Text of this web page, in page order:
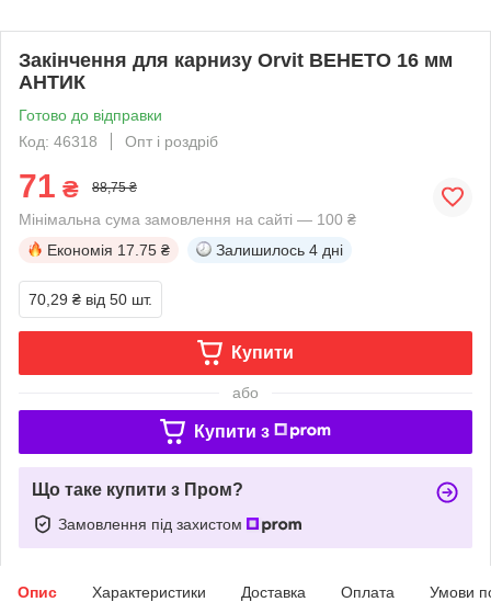
Закінчення для карнизу Orvit ВЕНЕТО 16 мм
АНТИК
Готово до відправки
Код: 46318
Опт і роздріб
71 ₴ 88,75 ₴
Мінімальна сума замовлення на сайті — 100 ₴
Економія 17.75 ₴ Залишилось 4 дні
70,29 ₴ від 50 шт.
Купити
або
Купити з
Що таке купити з Пром?
Замовлення під захистом
Опис Характеристики Доставка Оплата Умови